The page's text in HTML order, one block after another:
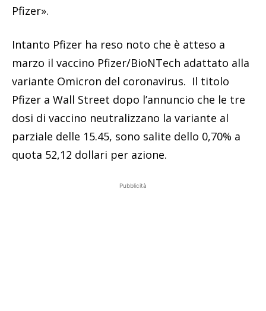
Pfizer».
Intanto Pfizer ha reso noto che è atteso a
marzo il vaccino Pfizer/BioNTech adattato alla
variante Omicron del coronavirus. Il titolo
Pfizer a Wall Street dopo l’annuncio che le tre
dosi di vaccino neutralizzano la variante al
parziale delle 15.45, sono salite dello 0,70% a
quota 52,12 dollari per azione.
Pubblicità